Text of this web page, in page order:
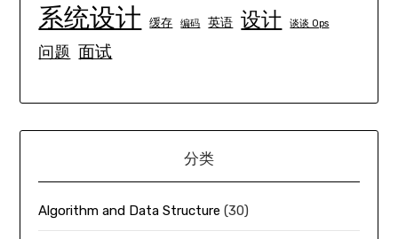
系统设计 缓存 编码 英语 设计 谈谈 Ops
问题 面试
分类
Algorithm and Data Structure (30)